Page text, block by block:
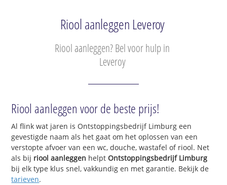
Riool aanleggen Leveroy
Riool aanleggen? Bel voor hulp in
Leveroy
Riool aanleggen voor de beste prijs!
Al flink wat jaren is Ontstoppingsbedrijf Limburg een
gevestigde naam als het gaat om het oplossen van een
verstopte afvoer van een wc, douche, wastafel of riool. Net
als bij riool aanleggen helptOntstoppingsbedrijf Limburg
bij elk type klus snel, vakkundig en met garantie. Bekijk de
tarieven.